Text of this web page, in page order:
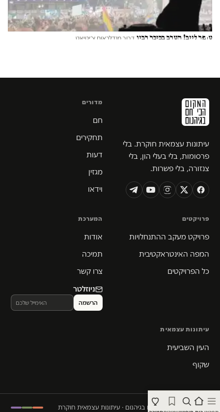
עופר לייב! הערב בכיכר רבין דרור מנדלבאום צ׳יטיאט
עיתונות עצמאית חוקרת. בלי
פרסומות, בלי בעלי הון, בלי
צנזורה, בלי פשרות.
מדורים
חם
תחקירים
דעות
מגזין
וידאו
פרויקטים
פרויקט מעקב ההתנחלויות
המפה האינטראקטיבית
כל הפרויקטים
המערכת
אודות
תמיכה
צרו קשר
ניוזלטר
עיתונות עצמאית
העין השביעית
שקוף
© 2026 המקום הכי חם בגיהנום · עיתונות עצמאית חוקרת